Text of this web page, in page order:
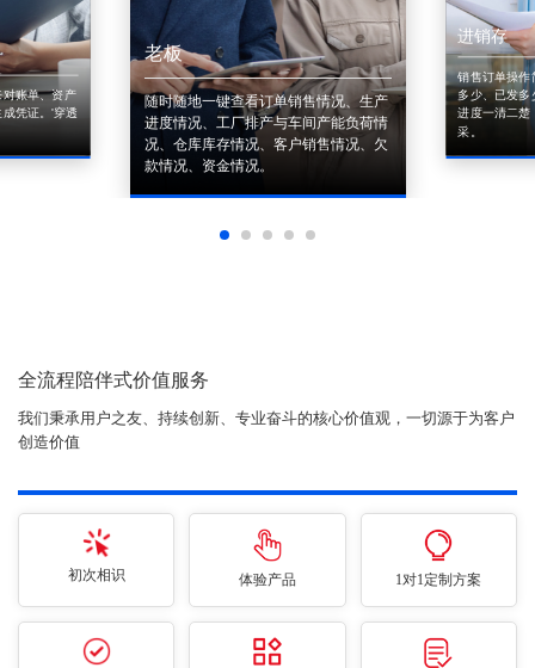
账单、资产
凭证。'穿透
老板
随时随地一键查看订单销售情况、生产
进度情况、工厂排产与车间产能负荷情
况、仓库库存情况、客户销售情况、欠
款情况、资金情况。
进销存
销售订单操作
多少、已发多
进度一清二楚
采。
全流程陪伴式价值服务
我们秉承用户之友、持续创新、专业奋斗的核心价值观，一切源于为客户
创造价值
初次相识 体验产品 1对1定制方案